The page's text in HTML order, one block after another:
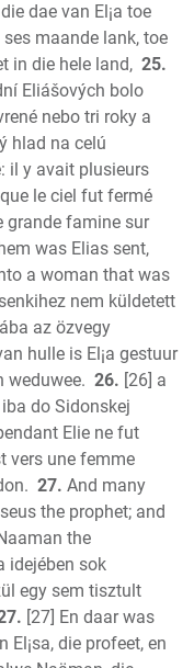
dae van El¡a toe
maande lank, toe
in die hele land, 25.
Eliášových bolo
nebo tri roky a
hlad na celú
il y avait plusieurs
le ciel fut fermé
grande famine sur
was Elias sent,
a woman that was
nem küldetett
az özvegy
hulle is El¡a gestuur
weduwee. 26. [26] a
do Sidonskej
Elie ne fut
vers une femme
27. And many
the prophet; and
the
idejében sok
egy sem tisztult
[27] En daar was
die profeet, en